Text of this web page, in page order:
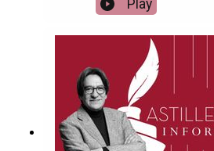
Patreon:https://
ace para hacer donaciones
PayPal:https://
a para hacer transferencias a
nombre de Julio Hernández
1539408017CLABE: 012
2Tienda:https://
Play